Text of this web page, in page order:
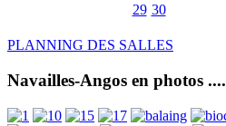
29 30
PLANNING DES SALLES
Navailles-Angos en photos ....